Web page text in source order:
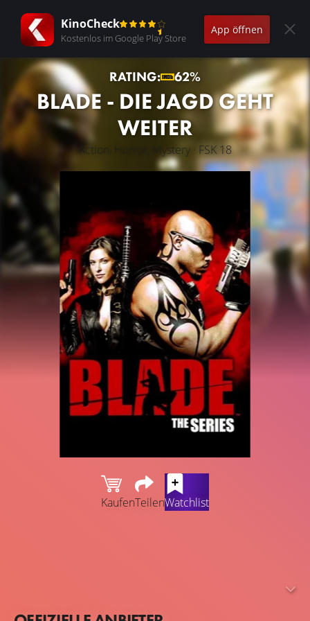
KinoCheck
Kostenlos im Google Play Store
App öffnen
RATING: 62%
BLADE - DIE JAGD GEHT
WEITER
Action, Horror, Mystery · FSK 18
KaufenTeilenWatchlist
und verstärkte Sinne verlassen. Die klassischen